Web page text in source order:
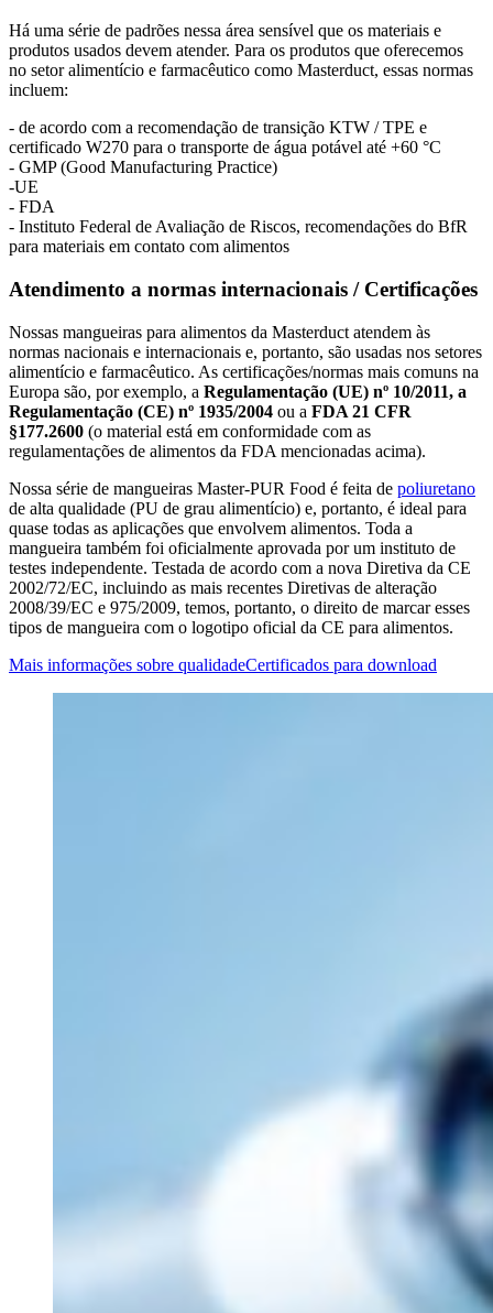
Há uma série de padrões nessa área sensível que os materiais e
produtos usados devem atender. Para os produtos que oferecemos
no setor alimentício e farmacêutico como Masterduct, essas normas
incluem:
- de acordo com a recomendação de transição KTW / TPE e
certificado W270 para o transporte de água potável até +60 °C
- GMP (Good Manufacturing Practice)
-UE
- FDA
- Instituto Federal de Avaliação de Riscos, recomendações do BfR
para materiais em contato com alimentos
Atendimento a normas internacionais / Certificações
Nossas mangueiras para alimentos da Masterduct atendem às
normas nacionais e internacionais e, portanto, são usadas nos setores
alimentício e farmacêutico. As certificações/normas mais comuns na
Europa são, por exemplo, a Regulamentação (UE) nº 10/2011, a
Regulamentação (CE) nº 1935/2004 ou a FDA 21 CFR
§177.2600 (o material está em conformidade com as
regulamentações de alimentos da FDA mencionadas acima).
Nossa série de mangueiras Master-PUR Food é feita de poliuretano
de alta qualidade (PU de grau alimentício) e, portanto, é ideal para
quase todas as aplicações que envolvem alimentos. Toda a
mangueira também foi oficialmente aprovada por um instituto de
testes independente. Testada de acordo com a nova Diretiva da CE
2002/72/EC, incluindo as mais recentes Diretivas de alteração
2008/39/EC e 975/2009, temos, portanto, o direito de marcar esses
tipos de mangueira com o logotipo oficial da CE para alimentos.
Mais informações sobre qualidadeCertificados para download